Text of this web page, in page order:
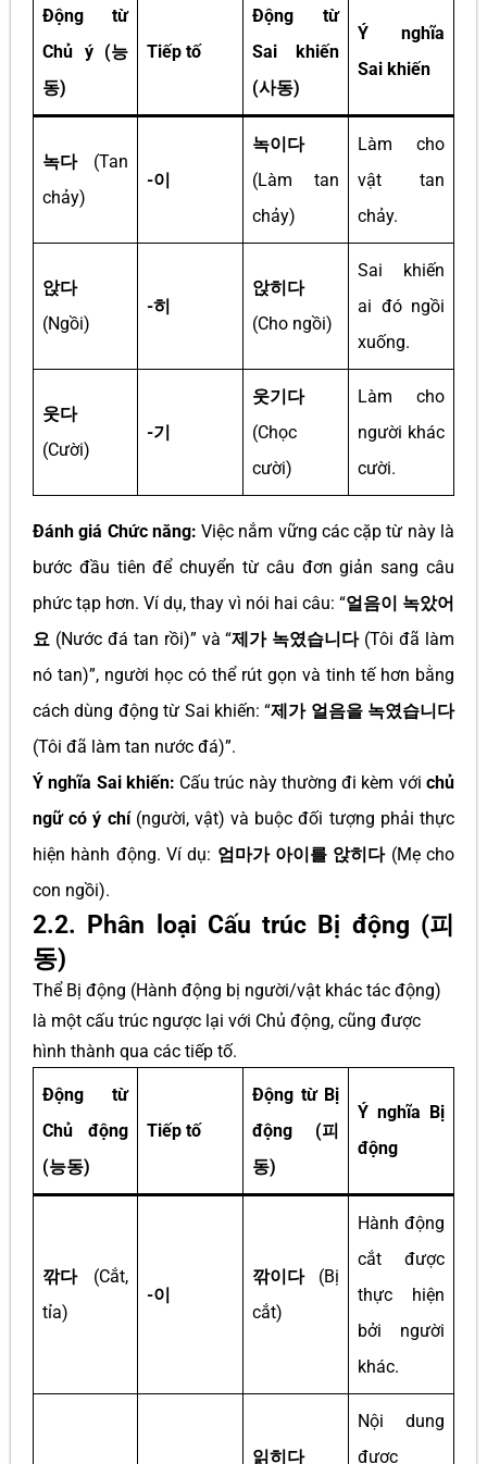
Động từ
Chủ ý (능
동)
Tiếp tố
Động từ
Sai khiến
(사동)
Ý nghĩa
Sai khiến
녹다(Tan
chảy)
-이
녹이다
(Làm tan
chảy)
Làm cho
vật tan
chảy.
앉다
(Ngồi)
-히
앉히다
(Cho ngồi)
Sai khiến
ai đó ngồi
xuống.
웃다
(Cười)
-기
웃기다
(Chọc
cười)
Làm cho
người khác
cười.
Đánh giá Chức năng: Việc nắm vững các cặp từ này là
bước đầu tiên để chuyển từ câu đơn giản sang câu
phức tạp hơn. Ví dụ, thay vì nói hai câu: “얼음이 녹았어
요 (Nước đá tan rồi)” và “제가 녹였습니다(Tôi đã làm
nó tan)”, người học có thể rút gọn và tinh tế hơn bằng
cách dùng động từ Sai khiến: “제가 얼음을 녹였습니다
(Tôi đã làm tan nước đá)”.
Ý nghĩa Sai khiến: Cấu trúc này thường đi kèm vớichủ
ngữ có ý chí(người, vật) và buộc đối tượng phải thực
hiện hành động. Ví dụ: 엄마가 아이를 앉히다(Mẹ cho
con ngồi).
2.2. Phân loại Cấu trúc Bị động (피
동)
Thể Bị động (Hành động bị người/vật khác tác động)
là một cấu trúc ngược lại với Chủ động, cũng được
hình thành qua các tiếp tố.
Động từ
Chủ động
(능동)
Tiếp tố
Động từ Bị
động (피
동)
Ý nghĩa Bị
động
깎다(Cắt,
tỉa)
-이
깎이다(Bị
cắt)
Hành động
cắt được
thực hiện
bởi người
khác.
읽히다
Nội dung
được